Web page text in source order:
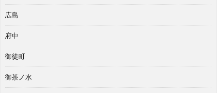
広島
府中
御徒町
御茶ノ水